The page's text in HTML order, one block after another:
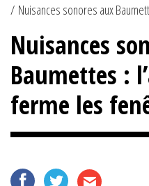
Nuisances sonores aux
Nuisances
Baumettes :
ferme les